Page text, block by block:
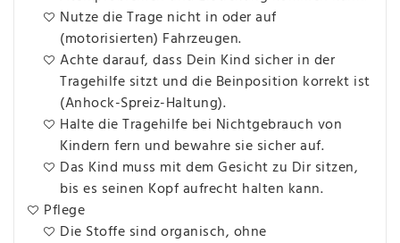
Nutze die Trage nicht in oder auf
(motorisierten) Fahrzeugen.
Achte darauf, dass Dein Kind sicher in der
Tragehilfe sitzt und die Beinposition korrekt ist
(Anhock-Spreiz-Haltung).
Halte die Tragehilfe bei Nichtgebrauch von
Kindern fern und bewahre sie sicher auf.
Das Kind muss mit dem Gesicht zu Dir sitzen,
bis es seinen Kopf aufrecht halten kann.
Pflege
Die Stoffe sind organisch, ohne